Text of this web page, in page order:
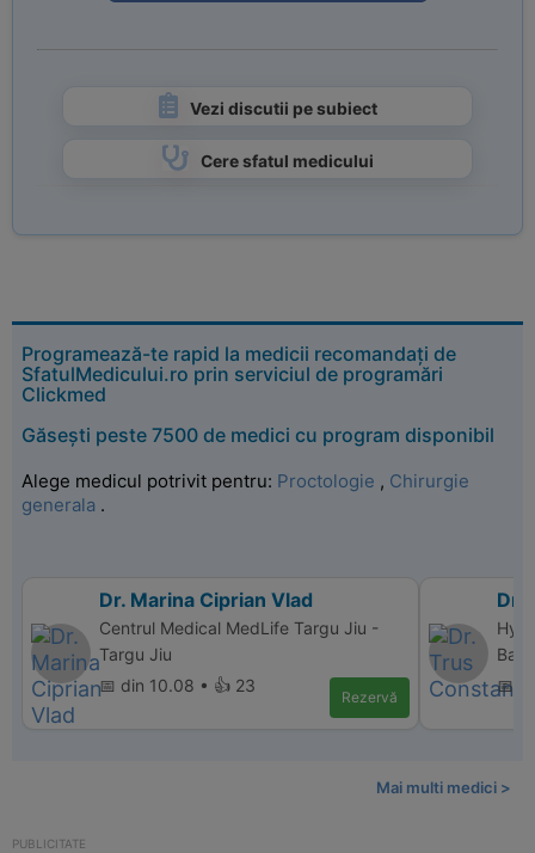
Vezi discutii pe subiect
Cere sfatul medicului
Programează-te rapid la medicii recomandați de
SfatulMedicului.ro prin serviciul de programări
Clickmed
Găsești peste 7500 de medici cu program disponibil
Alege medicul potrivit pentru: Proctologie , Chirurgie
generala .
Dr. Marina Ciprian Vlad
Centrul Medical MedLife Targu Jiu -
Targu Jiu
📅 din 10.08 • 👍 23
Rezervă
Dr.
📅
Mai multi medici >